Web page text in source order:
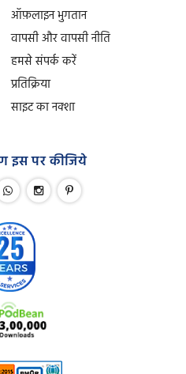
ऑफ़लाइन भुगतान
वापसी और वापसी नीति
हमसे संपर्क करें
प्रतिक्रिया
साइट का नक्शा
इस पर कीजिये